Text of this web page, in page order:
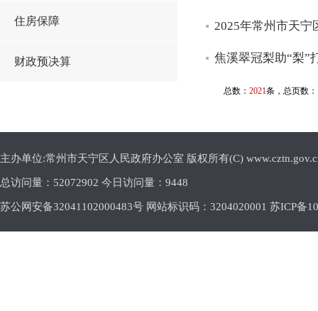
住房保障
财政预决算
2025年常州市天宁
焦溪翠冠梨助“梨”
总数： 2021条，总页数：
主办单位:常州市天宁区人民政府办公室 版权所有(C)
总访问量： 52072902 今日访问量： 9448
苏公网安备32041102000483号 网站标识码：3204020001 苏ICP备